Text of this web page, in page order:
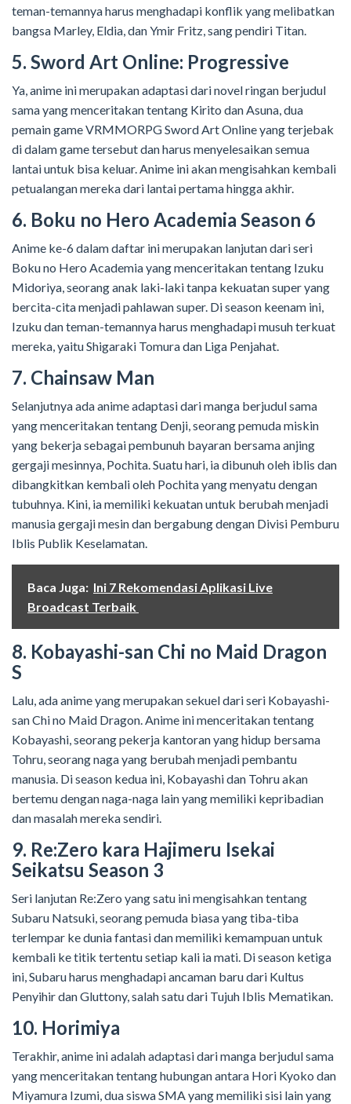
teman-temannya harus menghadapi konflik yang melibatkan
bangsa Marley, Eldia, dan Ymir Fritz, sang pendiri Titan.
5. Sword Art Online: Progressive
Ya, anime ini merupakan adaptasi dari novel ringan berjudul
sama yang menceritakan tentang Kirito dan Asuna, dua
pemain game VRMMORPG Sword Art Online yang terjebak
di dalam game tersebut dan harus menyelesaikan semua
lantai untuk bisa keluar. Anime ini akan mengisahkan kembali
petualangan mereka dari lantai pertama hingga akhir.
6. Boku no Hero Academia Season 6
Anime ke-6 dalam daftar ini merupakan lanjutan dari seri
Boku no Hero Academia yang menceritakan tentang Izuku
Midoriya, seorang anak laki-laki tanpa kekuatan super yang
bercita-cita menjadi pahlawan super. Di season keenam ini,
Izuku dan teman-temannya harus menghadapi musuh terkuat
mereka, yaitu Shigaraki Tomura dan Liga Penjahat.
7. Chainsaw Man
Selanjutnya ada anime adaptasi dari manga berjudul sama
yang menceritakan tentang Denji, seorang pemuda miskin
yang bekerja sebagai pembunuh bayaran bersama anjing
gergaji mesinnya, Pochita. Suatu hari, ia dibunuh oleh iblis dan
dibangkitkan kembali oleh Pochita yang menyatu dengan
tubuhnya. Kini, ia memiliki kekuatan untuk berubah menjadi
manusia gergaji mesin dan bergabung dengan Divisi Pemburu
Iblis Publik Keselamatan.
Baca Juga: Ini 7 Rekomendasi Aplikasi Live
Broadcast Terbaik
8. Kobayashi-san Chi no Maid Dragon
S
Lalu, ada anime yang merupakan sekuel dari seri Kobayashi-
san Chi no Maid Dragon. Anime ini menceritakan tentang
Kobayashi, seorang pekerja kantoran yang hidup bersama
Tohru, seorang naga yang berubah menjadi pembantu
manusia. Di season kedua ini, Kobayashi dan Tohru akan
bertemu dengan naga-naga lain yang memiliki kepribadian
dan masalah mereka sendiri.
9. Re:Zero kara Hajimeru Isekai
Seikatsu Season 3
Seri lanjutan Re:Zero yang satu ini mengisahkan tentang
Subaru Natsuki, seorang pemuda biasa yang tiba-tiba
terlempar ke dunia fantasi dan memiliki kemampuan untuk
kembali ke titik tertentu setiap kali ia mati. Di season ketiga
ini, Subaru harus menghadapi ancaman baru dari Kultus
Penyihir dan Gluttony, salah satu dari Tujuh Iblis Mematikan.
10. Horimiya
Terakhir, anime ini adalah adaptasi dari manga berjudul sama
yang menceritakan tentang hubungan antara Hori Kyoko dan
Miyamura Izumi, dua siswa SMA yang memiliki sisi lain yang